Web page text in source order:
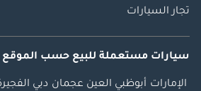
تجار السيارات
سيارات مستعملة للبيع حسب الموقع
الإمارات أبوظبي العين عجمان دبي